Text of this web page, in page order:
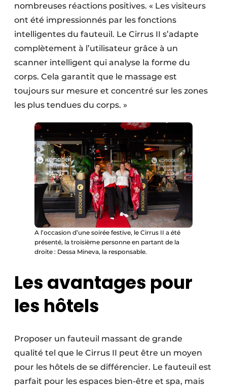
nombreuses réactions positives. « Les visiteurs
ont été impressionnés par les fonctions
intelligentes du fauteuil. Le Cirrus II s’adapte
complètement à l’utilisateur grâce à un
scanner intelligent qui analyse la forme du
corps. Cela garantit que le massage est
toujours sur mesure et concentré sur les zones
les plus tendues du corps. »
A l’occasion d’une soirée festive, le Cirrus II a été
présenté, la troisième personne en partant de la
droite : Dessa Mineva, la responsable.
Les avantages pour
les hôtels
Proposer un fauteuil massant de grande
qualité tel que le Cirrus II peut être un moyen
pour les hôtels de se différencier. Le fauteuil est
parfait pour les espaces bien-être et spa, mais